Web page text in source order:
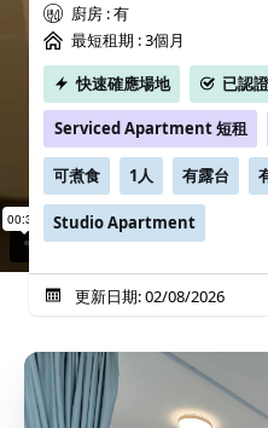
廚房 : 有
最短租期 :3個月
快速確應場地
已認證
Serviced Apartment 短租
可煮食 1人 有露台
Studio Apartment
更新日期: 02/08/2026